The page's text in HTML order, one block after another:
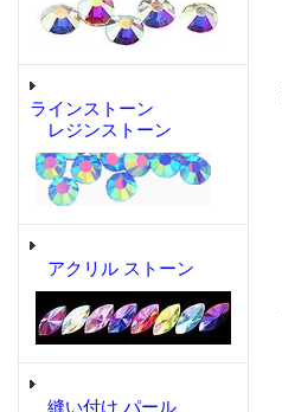
ラインストーン
レジンストーン
アクリル ストーン
縫い付け パール